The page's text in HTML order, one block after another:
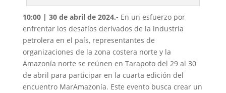
10:00 | 30 de abril de 2024.- En un esfuerzo por
enfrentar los desafíos derivados de la industria
petrolera en el país, representantes de
organizaciones de la zona costera norte y la
Amazonía norte se reúnen en Tarapoto del 29 al 30
de abril para participar en la cuarta edición del
encuentro MarAmazonía. Este evento busca crear un